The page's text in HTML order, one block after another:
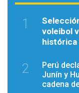
1
voleibol
histórica
2
Perú
Junín y
cadena